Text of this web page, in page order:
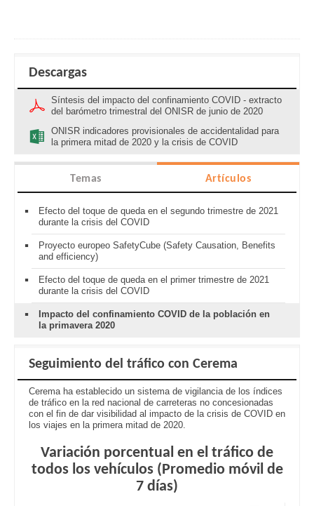
Descargas
Síntesis del impacto del confinamiento COVID - extracto
del barómetro trimestral del ONISR de junio de 2020
ONISR indicadores provisionales de accidentalidad para
la primera mitad de 2020 y la crisis de COVID
Temas Artículos
Efecto del toque de queda en el segundo trimestre de 2021
durante la crisis del COVID
Proyecto europeo SafetyCube (Safety Causation, Benefits
and efficiency)
Efecto del toque de queda en el primer trimestre de 2021
durante la crisis del COVID
Impacto del confinamiento COVID de la población en
la primavera 2020
Seguimiento del tráfico con Cerema
Cerema ha establecido un sistema de vigilancia de los índices
de tráfico en la red nacional de carreteras no concesionadas
con el fin de dar visibilidad al impacto de la crisis de COVID en
los viajes en la primera mitad de 2020.
Variación porcentual en el tráfico de
todos los vehículos (Promedio móvil de
7 días)